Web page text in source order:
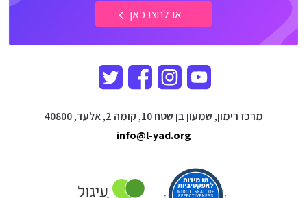
או לחצו כאן
מרכז רימון, שמעון בן שטח 10, קומה 2, אלעד, 40800
info@l-yad.org